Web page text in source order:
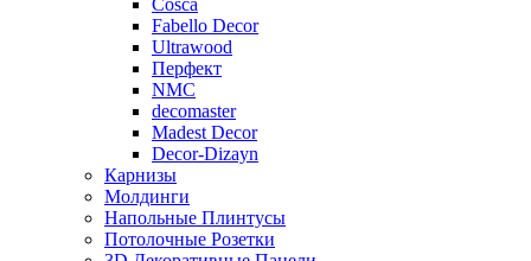
Cosca
Fabello Decor
Ultrawood
Перфект
NMC
decomaster
Madest Decor
Decor-Dizayn
Карнизы
Молдинги
Напольные Плинтусы
Потолочные Розетки